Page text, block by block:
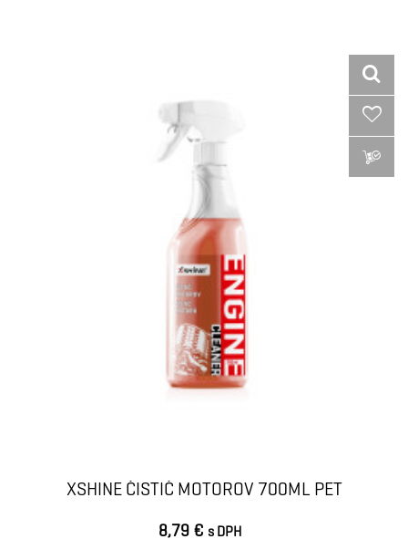
XSHINE ČISTIČ MOTOROV 700ML PET
8,79 € s DPH